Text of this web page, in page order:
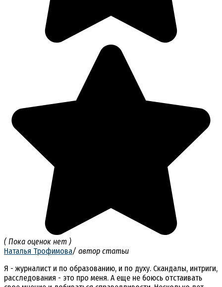
( Пока оценок нет )
Наталья Трофимова/ автор статьи
Я - журналист и по образованию, и по духу. Скандалы, интриги,
расследования - это про меня. А еще не боюсь отстаивать